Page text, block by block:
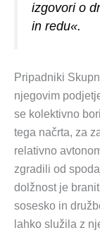
izgovori o
in redu«.
Pripadniki
njegovim
se kolektivno
tega načrta, za
relativno
zgradili od
dolžnost je
sosesko in
lahko služila z